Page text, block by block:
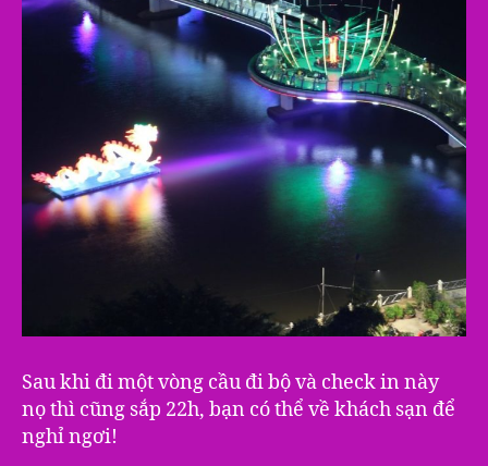
Sau khi đi một vòng cầu đi bộ và check in này
nọ thì cũng sắp 22h, bạn có thể về khách sạn để
nghỉ ngơi!